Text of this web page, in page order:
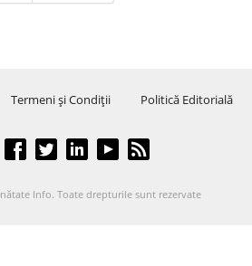
Termeni şi Condiţii Politică Editorială
Info. Toate drepturile sunt rezervate